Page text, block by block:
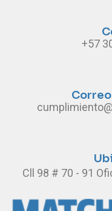
+57
Cll 98 # 70 - 91